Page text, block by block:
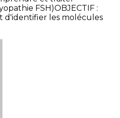
FSH)OBJECTIF :
d'identifier les molécules